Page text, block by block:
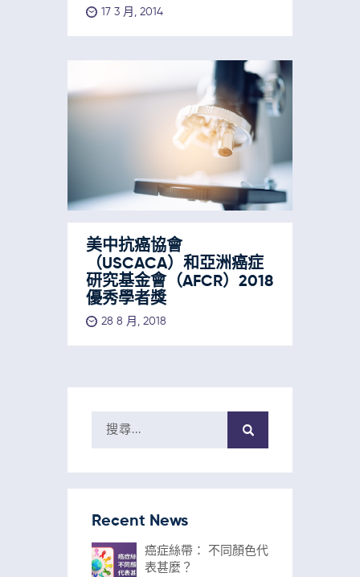
17 3 月, 2014
美中抗癌協會
（USCACA）和亞洲癌症
研究基金會（AFCR）2018
優秀學者獎
28 8 月, 2018
Recent News
癌症絲帶： 不同顏色代
表甚麼？